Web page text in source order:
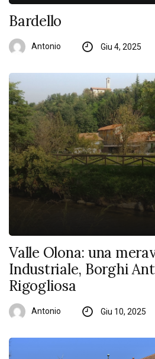
Bardello
Antonio Giu 4, 2025
Valle Olona: una
Industriale, Borghi
Rigogliosa
Antonio Giu 10, 2025